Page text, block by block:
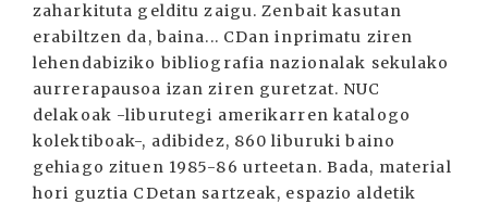
zaharkituta gelditu zaigu. Zenbait kasutan
erabiltzen da, baina... CDan inprimatu ziren
lehendabiziko bibliografia nazionalak sekulako
aurrerapausoa izan ziren guretzat. NUC
delakoak -liburutegi amerikarren katalogo
kolektiboak-, adibidez, 860 liburuki baino
gehiago zituen 1985-86 urteetan. Bada, material
hori guztia CDetan sartzeak, espazio aldetik